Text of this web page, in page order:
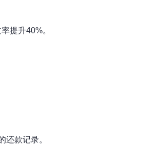
提升40%。
还款记录。